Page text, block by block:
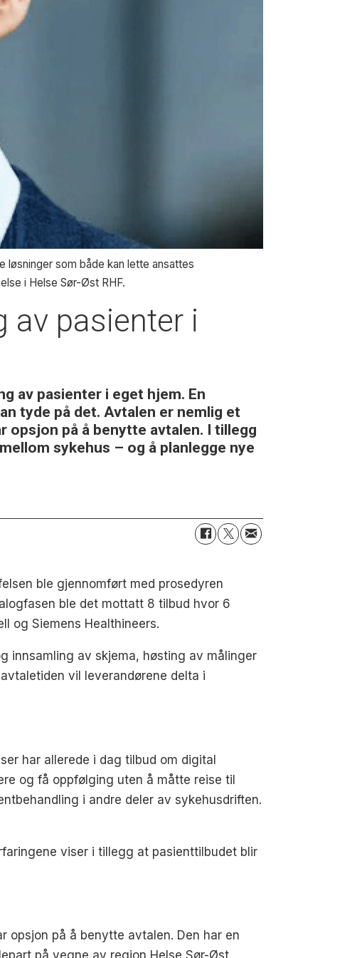
løsninger som både kan lette ansattes
i Helse Sør-Øst RHF.
av pasienter i
av pasienter i eget hjem. En
tyde på det. Avtalen er nemlig et
opsjon på å benytte avtalen. I tillegg
sykehus – og å planlegge nye
ble gjennomført med prosedyren
ble det mottatt 8 tilbud hvor 6
og Siemens Healthineers.
innsamling av skjema, høsting av målinger
vil leverandørene delta i
har allerede i dag tilbud om digital
og få oppfølging uten å måtte reise til
i andre deler av sykehusdriften.
viser i tillegg at pasienttilbudet blir
opsjon på å benytte avtalen. Den har en